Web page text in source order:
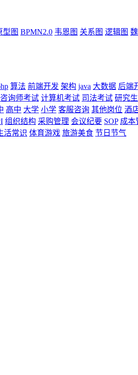
型图 BPMN2.0 韦恩图 关系图 逻辑图
算法 前端开发 架构 java 大数据 后端
询师考试 计算机考试 司法考试 研究
高中 大学 小学 客服咨询 其他岗位 酒
组织结构 采购管理 会议纪要 SOP 成本
活常识 体育游戏 旅游美食 节日节气